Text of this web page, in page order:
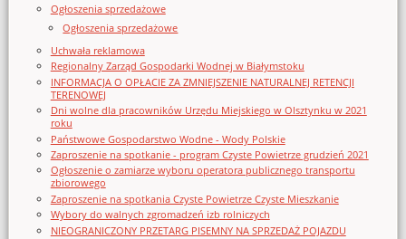
Ogłoszenia sprzedażowe
Ogłoszenia sprzedażowe
Uchwała reklamowa
Regionalny Zarząd Gospodarki Wodnej w Białymstoku
INFORMACJA O OPŁACIE ZA ZMNIEJSZENIE NATURALNEJ RETENCJI
TERENOWEJ
Dni wolne dla pracowników Urzędu Miejskiego w Olsztynku w 2021
roku
Państwowe Gospodarstwo Wodne - Wody Polskie
Zaproszenie na spotkanie - program Czyste Powietrze grudzień 2021
Ogłoszenie o zamiarze wyboru operatora publicznego transportu
zbiorowego
Zaproszenie na spotkania Czyste Powietrze Czyste Mieszkanie
Wybory do walnych zgromadzeń izb rolniczych
NIEOGRANICZONY PRZETARG PISEMNY NA SPRZEDAŻ POJAZDU